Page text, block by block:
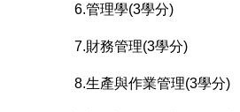
6.管理學(3學分)
7.財務管理(3學分)
8.生產與作業管理(3學分)